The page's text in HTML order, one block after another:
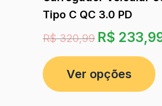
Tipo C QC 3.0 PD
R$320,99 R$
Ver opções